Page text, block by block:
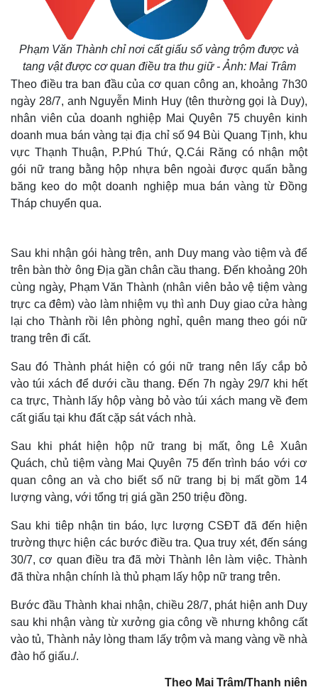
Thế giới
Quan sát
Cuộc sống đó đây
Hồ sơ
Multimedia
Video
Ảnh
E-Magazine
Phạm Văn Thành chỉ nơi cất giấu số vàng trộm được và
tang vật được cơ quan điều tra thu giữ - Ảnh: Mai Trâm
Theo điều tra ban đầu của cơ quan công an, khoảng 7h30
ngày 28/7, anh Nguyễn Minh Huy (tên thường gọi là Duy),
nhân viên của doanh nghiệp Mai Quyên 75 chuyên kinh
doanh mua bán vàng tại địa chỉ số 94 Bùi Quang Tịnh, khu
vực Thạnh Thuận, P.Phú Thứ, Q.Cái Răng có nhận một
gói nữ trang bằng hộp nhựa bên ngoài được quấn bằng
băng keo do một doanh nghiệp mua bán vàng từ Đồng
Tháp chuyển qua.
Sau khi nhận gói hàng trên, anh Duy mang vào tiệm và để
trên bàn thờ ông Địa gần chân cầu thang. Đến khoảng 20h
cùng ngày, Phạm Văn Thành (nhân viên bảo vệ tiệm vàng
trực ca đêm) vào làm nhiệm vụ thì anh Duy giao cửa hàng
lại cho Thành rồi lên phòng nghỉ, quên mang theo gói nữ
trang trên đi cất.
Sau đó Thành phát hiện có gói nữ trang nên lấy cắp bỏ
vào túi xách để dưới cầu thang. Đến 7h ngày 29/7 khi hết
ca trực, Thành lấy hộp vàng bỏ vào túi xách mang về đem
cất giấu tại khu đất cặp sát vách nhà.
Sau khi phát hiện hộp nữ trang bị mất, ông Lê Xuân
Quách, chủ tiệm vàng Mai Quyên 75 đến trình báo với cơ
quan công an và cho biết số nữ trang bị bị mất gồm 14
lượng vàng, với tổng trị giá gần 250 triệu đồng.
Sau khi tiêp nhận tin báo, lực lượng CSĐT đã đến hiện
trường thực hiện các bước điều tra. Qua truy xét, đến sáng
30/7, cơ quan điều tra đã mời Thành lên làm việc. Thành
đã thừa nhận chính là thủ phạm lấy hộp nữ trang trên.
Bước đầu Thành khai nhận, chiều 28/7, phát hiện anh Duy
sau khi nhận vàng từ xưởng gia công về nhưng không cất
vào tủ, Thành nảy lòng tham lấy trộm và mang vàng về nhà
đào hố giấu./.
Theo Mai Trâm/Thanh niên